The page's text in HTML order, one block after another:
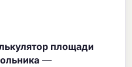
площади
—